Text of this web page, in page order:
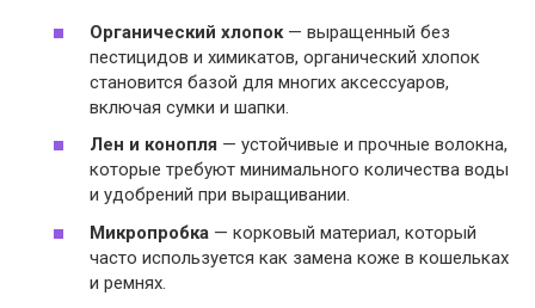
Органический хлопок— выращенный без
пестицидов и химикатов, органический хлопок
становится базой для многих аксессуаров,
включая сумки и шапки.
Лен и конопля — устойчивые и прочные волокна,
которые требуют минимального количества воды
и удобрений при выращивании.
Микропробка — корковый материал, который
часто используется как замена коже в кошельках
и ремнях.